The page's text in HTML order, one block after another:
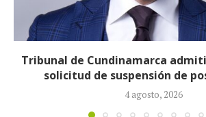
Reducirán afiliados de la Nueva
la ministra de
3 agosto, 2026